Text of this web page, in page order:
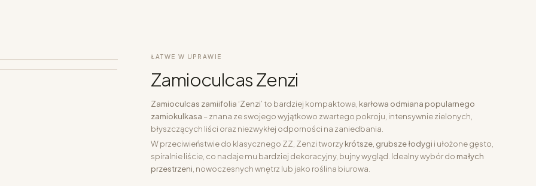
ŁATWE W UPRAWIE
Zamioculcas Zenzi
Zamioculcas zamiifolia ‘Zenzi’ to bardziej kompaktowa, karłowa odmiana popularnego
zamiokulkasa – znana ze swojego wyjątkowo zwartego pokroju, intensywnie zielonych,
błyszczących liści oraz niezwykłej odporności na zaniedbania.
W przeciwieństwie do klasycznego ZZ, Zenzi tworzykrótsze, grubsze łodygi i ułożone gęsto,
spiralnie liście, co nadaje mu bardziej dekoracyjny, bujny wygląd. Idealny wybór do małych
przestrzeni , nowoczesnych wnętrz lub jako roślina biurowa.